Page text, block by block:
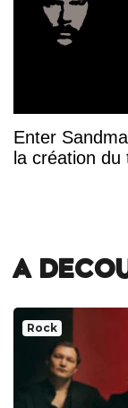
Enter
la création
A
Rock